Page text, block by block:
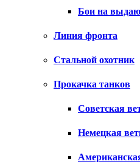
Бои на
Линия фронта
Стальной охотник
Прокачка танков
Советская
Немецкая